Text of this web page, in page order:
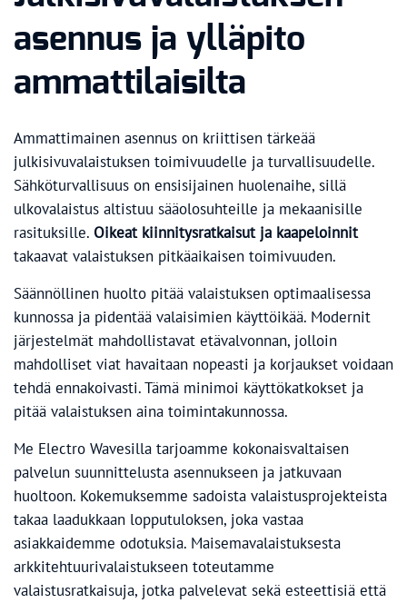
asennus ja ylläpito
ammattilaisilta
Ammattimainen asennus on kriittisen tärkeää
julkisivuvalaistuksen toimivuudelle ja turvallisuudelle.
Sähköturvallisuus on ensisijainen huolenaihe, sillä
ulkovalaistus altistuu sääolosuhteille ja mekaanisille
rasituksille. Oikeat kiinnitysratkaisut ja kaapeloinnit
takaavat valaistuksen pitkäaikaisen toimivuuden.
Säännöllinen huolto pitää valaistuksen optimaalisessa
kunnossa ja pidentää valaisimien käyttöikää. Modernit
järjestelmät mahdollistavat etävalvonnan, jolloin
mahdolliset viat havaitaan nopeasti ja korjaukset voidaan
tehdä ennakoivasti. Tämä minimoi käyttökatkokset ja
pitää valaistuksen aina toimintakunnossa.
Me Electro Wavesilla tarjoamme kokonaisvaltaisen
palvelun suunnittelusta asennukseen ja jatkuvaan
huoltoon. Kokemuksemme sadoista valaistusprojekteista
takaa laadukkaan lopputuloksen, joka vastaa
asiakkaidemme odotuksia. Maisemavalaistuksesta
arkkitehtuurivalaistukseen toteutamme
valaistusratkaisuja, jotka palvelevat sekä esteettisiä että